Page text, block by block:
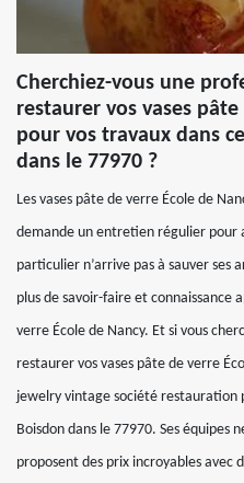
Cherchiez-vous une
restaurer vos vases
pour vos travaux dans
dans le 77970 ?
Les vases pâte de verre École de
demande un entretien régulier pour
particulier n’arrive pas à sauver ses
plus de savoir-faire et connaissance
verre École de Nancy. Et si vous
restaurer vos vases pâte de verre
jewelry vintage société restauration
Boisdon dans le 77970. Ses équipes
proposent des prix incroyables avec